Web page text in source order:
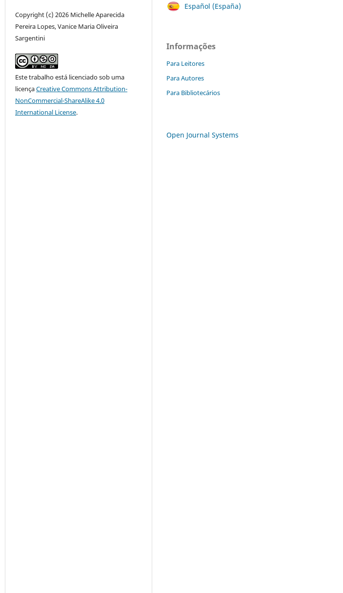
Copyright (c) 2026 Michelle Aparecida
Pereira Lopes, Vanice Maria Oliveira
Sargentini
Este trabalho está licenciado sob uma
licençaCreative Commons Attribution-
NonCommercial-ShareAlike 4.0
International License.
Español (España)
Informações
Para Leitores
Para Autores
Para Bibliotecários
Open Journal Systems